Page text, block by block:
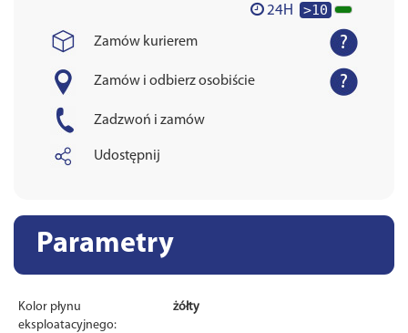
24H >10
Zamów kurierem
Zamów i odbierz osobiście
Zadzwoń i zamów
Udostępnij
Parametry
Kolor płynu
eksploatacyjnego:
żółty